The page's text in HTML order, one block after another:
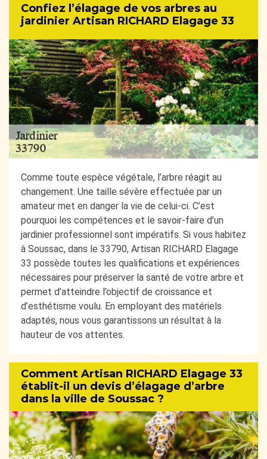
Confiez l’élagage de vos arbres au
jardinier Artisan RICHARD Elagage 33
Comme toute espèce végétale, l’arbre réagit au
changement. Une taille sévère effectuée par un
amateur met en danger la vie de celui-ci. C’est
pourquoi les compétences et le savoir-faire d’un
jardinier professionnel sont impératifs. Si vous habitez
à Soussac, dans le 33790, Artisan RICHARD Elagage
33 possède toutes les qualifications et expériences
nécessaires pour préserver la santé de votre arbre et
permet d’atteindre l’objectif de croissance et
d’esthétisme voulu. En employant des matériels
adaptés, nous vous garantissons un résultat à la
hauteur de vos attentes.
Comment Artisan RICHARD Elagage 33
établit-il un devis d’élagage d’arbre
dans la ville de Soussac ?